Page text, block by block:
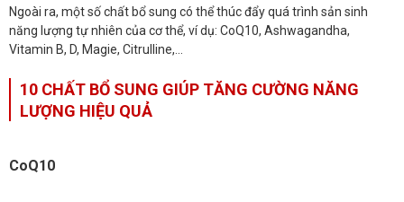
Ngoài ra, một số chất bổ sung có thể thúc đẩy quá trình sản sinh
năng lượng tự nhiên của cơ thể, ví dụ: CoQ10, Ashwagandha,
Vitamin B, D, Magie, Citrulline,…
10 CHẤT BỔ SUNG GIÚP TĂNG CƯỜNG NĂNG
LƯỢNG HIỆU QUẢ
CoQ10